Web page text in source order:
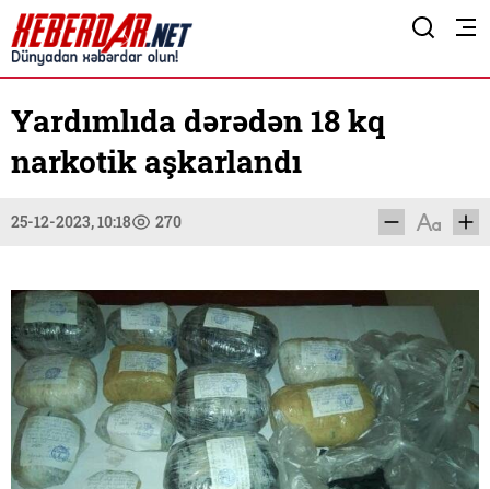
Yardımlıda dərədən 18 kq
narkotik aşkarlandı
25-12-2023, 10:18 270